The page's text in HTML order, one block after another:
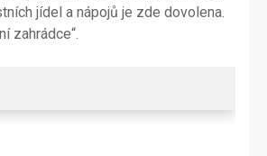
jídel a nápojů je zde dovolena.
zahrádce“.